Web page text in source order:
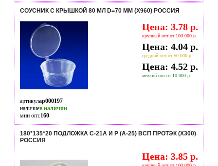
СОУСНИК С КРЫШКОЙ 80 МЛ D=70 ММ (Х960) РОССИЯ
Цена: 3.78 р.
крупный опт от 100 000 р.
Цена: 4.04 р.
средний опт от 50 000 р.
Цена: 4.52 р.
мелкий опт от 10 000 р.
артикулap000197
наличиев наличии
мин опт.160
180*135*20 ПОДЛОЖКА С-21А И Р (А-25) ВСП ПРОТЭК (Х300)
РОССИЯ
Цена: 3.85 р.